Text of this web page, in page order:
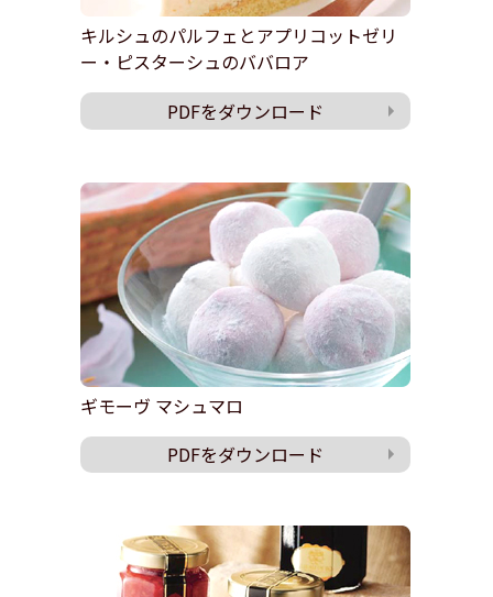
キルシュのパルフェとアプリコットゼリ
ー・ピスターシュのババロア
PDFをダウンロード
ギモーヴ マシュマロ
PDFをダウンロード